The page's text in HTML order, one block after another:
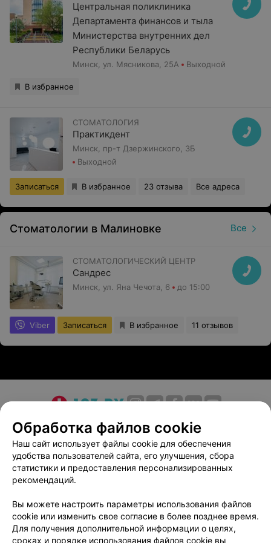
Центральная поликлиника
Департамента финансов и тыла
Министерства внутренних дел
Республики Беларусь
Минск, ул. Мясникова, 25А Выходной
В избранное
СТОМАТОЛОГИЯ
Практикдент
Минск, пр-т Дзержинского, 3Б
Выходной
Записаться В избранное 23 отзыва Все адреса
Стоматологии в Малиновке Все
СТОМАТОЛОГИЧЕСКИЙ ЦЕНТР
Сандрес
Минск, ул. Яна Чечота, 6 до 15:00
Viber Записаться В избранное 11 отзывов
О проекте Новости проекта
Размещение рекламы
Медицинский маркетинг
Публичный договор
Пользовательское соглашение
Способы оплаты
Вакансии
Партнеры
Написать в поддержку
Персональные настройки cookie
Обработка персональных данных
Обработка файлов cookie
Наш сайт использует файлы cookie для обеспечения
удобства пользователей сайта, его улучшения, сбора
статистики и предоставления персонализированных
рекомендаций.
Вы можете настроить параметры использования файлов
cookie или изменить свое согласие в более позднее время.
Для получения дополнительной информации о целях,
сроках и порядке использования файлов cookie вы